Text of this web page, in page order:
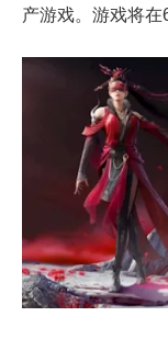
产游戏。游戏将在